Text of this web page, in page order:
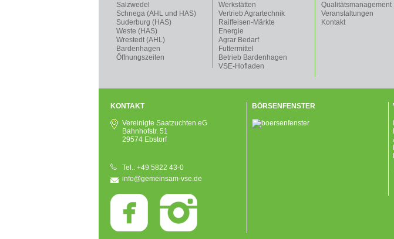
Salzwedel
Schnega (AHL und HAS)
Suderburg (HAS)
Weste (HAS)
Wrestedt (AHL)
Bardenhagen
Öffnungszeiten
Werkstätten
Vertrieb Agrartechnik
Raiffeisen-Märkte
Energie
Agrar Bedarf
Futtermittel
Betrieb Bardenhagen
VSE-Hofladen
Qualitätsmanagement
Veranstaltungen
Kontakt
KONTAKT
Vereinigte Saatzuchten eG
Bahnhofstr. 51
29574 Ebstorf
Tel.: +49 5822 43-0
info@gemeinsam-vse.de
BÖRSENFENSTER